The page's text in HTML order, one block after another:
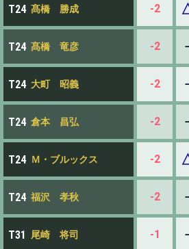
T24 髙橋 勝成 -2
T24 髙橋 竜彦 -2
T24 大町 昭義 -2
T24 倉本 昌弘 -2
T24 Ｍ・ブルックス -2
T24 福沢 孝秋 -2
T31 尾崎 将司 -1